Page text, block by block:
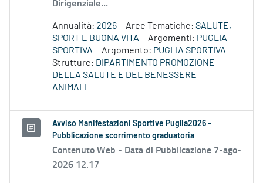
Dirigenziale...
Annualità: 2026 Aree Tematiche: SALUTE,
SPORT E BUONA VITA
Argomenti: PUGLIA
SPORTIVA
Argomento: PUGLIA SPORTIVA
Strutture: DIPARTIMENTO PROMOZIONE
DELLA SALUTE E DEL BENESSERE
ANIMALE
Avviso Manifestazioni Sportive Puglia2026 -
Pubblicazione scorrimento graduatoria
Contenuto Web - Data di Pubblicazione 7-ago-
2026 12.17